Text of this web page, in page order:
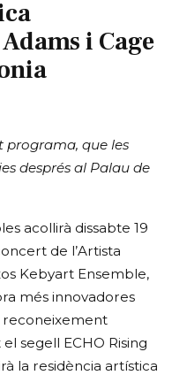
i Cage
programa, que les
després al Palau de
acollirà dissabte 19
de l’Artista
Kebyart Ensemble,
més innovadores
reconeixement
segell ECHO Rising
la residència artística